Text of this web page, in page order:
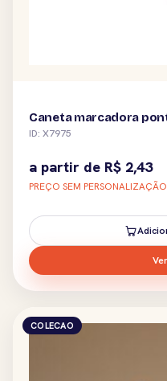
Caneta marcadora
ID: X7975
a partir de R$ 2,43
PREÇO SEM PERSONALIZAÇÃO
COLECAO